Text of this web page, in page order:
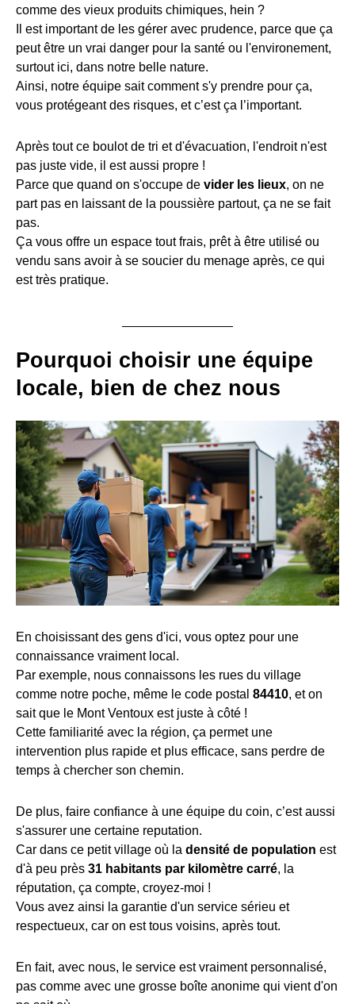
comme des vieux produits chimiques, hein ?
Il est important de les gérer avec prudence, parce que ça
peut être un vrai danger pour la santé ou l'environement,
surtout ici, dans notre belle nature.
Ainsi, notre équipe sait comment s'y prendre pour ça,
vous protégeant des risques, et c’est ça l’important.
Après tout ce boulot de tri et d'évacuation, l'endroit n'est
pas juste vide, il est aussi propre !
Parce que quand on s'occupe de vider les lieux, on ne
part pas en laissant de la poussière partout, ça ne se fait
pas.
Ça vous offre un espace tout frais, prêt à être utilisé ou
vendu sans avoir à se soucier du menage après, ce qui
est très pratique.
Pourquoi choisir une équipe
locale, bien de chez nous
En choisissant des gens d'ici, vous optez pour une
connaissance vraiment local.
Par exemple, nous connaissons les rues du village
comme notre poche, même le code postal 84410, et on
sait que le Mont Ventoux est juste à côté !
Cette familiarité avec la région, ça permet une
intervention plus rapide et plus efficace, sans perdre de
temps à chercher son chemin.
De plus, faire confiance à une équipe du coin, c’est aussi
s'assurer une certaine reputation.
Car dans ce petit village où la densité de population est
d'à peu près 31 habitants par kilomètre carré, la
réputation, ça compte, croyez-moi !
Vous avez ainsi la garantie d'un service sérieu et
respectueux, car on est tous voisins, après tout.
En fait, avec nous, le service est vraiment personnalisé,
pas comme avec une grosse boîte anonime qui vient d'on